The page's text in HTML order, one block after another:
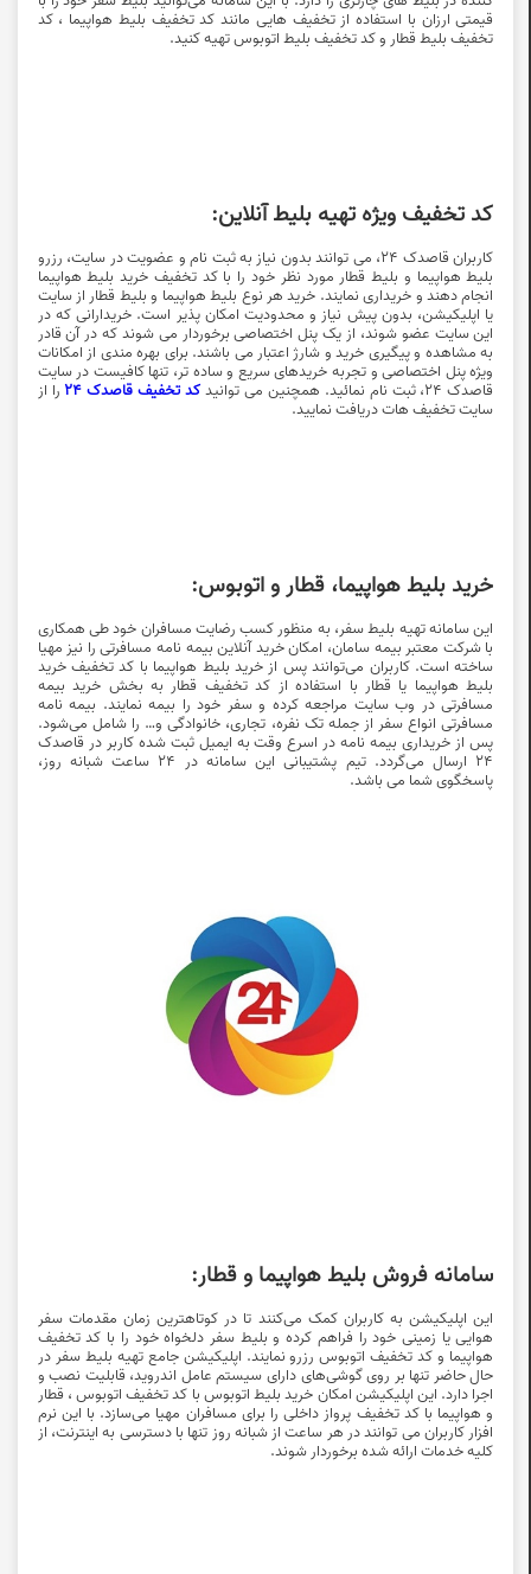
قیمتی ارزان با استفاده از تخفیف هایی مانند کد تخفیف بلیط هواپیما ، کد
تخفیف بلیط قطار و کد تخفیف بلیط اتوبوستهیه کنید.
کد تخفیف ویژه تهیه بلیط آنلاین:
کاربران قاصدک 24، می توانند بدون نیاز به ثبت نام و عضویت در سایت، رزرو
بلیط هواپیما و بلیط قطار مورد نظر خود را با کد تخفیف خرید بلیط هواپیما
انجام دهند و خریداری نمایند. خرید هر نوع بلیط هواپیما و بلیط قطار از سایت
یا اپلیکیشن، بدون پیش نیاز و محدودیت امکان پذیر است. خریدارانی که در
این سایت عضو شوند، از یک پنل اختصاصی برخوردار می شوند که در آن قادر
به مشاهده و پیگیری خرید و شارژ اعتبار می باشند. برای بهره مندی از امکانات
ویژه پنل اختصاصی و تجربه خریدهای سریع و ساده تر، تنها کافیست در سایت
قاصدک 24، ثبت نام نمائید. همچنین می توانید
کد تخفیف قاصدک 24
را از
سایت تخفیف هات دریافت نمایید.
خرید بلیط هواپیما، قطار و اتوبوس:
این سامانه تهیه بلیط سفر، به منظور کسب رضایت مسافران خود طی همکاری
با شرکت معتبر بیمه سامان، امکان خرید آنلاین بیمه نامه مسافرتی را نیز مهیا
ساخته است. کاربران می‌توانند پس از خرید بلیط هواپیما با کد تخفیف خرید
بلیط هواپیما یا قطار با استفاده از کد تخفیف قطاربه بخش خرید بیمه
مسافرتی در وب سایت مراجعه کرده و سفر خود را بیمه نمایند. بیمه نامه
مسافرتی انواع سفر از جمله تک نفره، تجاری، خانوادگی و… را شامل می‌شود.
پس از خریداری بیمه نامه در اسرع وقت به ایمیل ثبت شده کاربر در قاصدک
24 ارسال می‌گردد. تیم پشتیبانی این سامانه در ۲۴ ساعت شبانه روز،
پاسخگوی شما می باشد.
سامانه فروش بلیط هواپیما و قطار:
این اپلیکیشن به کاربران کمک می‌کنند تا در کوتاهترین زمان مقدمات سفر
هوایی یا زمینی خود را فراهم کرده و بلیط سفر دلخواه خود را با کد تخفیف
هواپیما و کد تخفیف اتوبوس رزرو نمایند. اپلیکیشن جامع تهیه بلیط سفر در
حال حاضر تنها بر روی گوشی‌های دارای سیستم عامل اندروید، قابلیت نصب و
اجرا دارد. این اپلیکیشن امکان خرید بلیط اتوبوس با کد تخفیف اتوبوس ، قطار
و هواپیما با کد تخفیف پرواز داخلی را برای مسافران مهیا می‌سازد. با این نرم
افزار کاربران می توانند در هر ساعت از شبانه روز تنها با دسترسی به اینترنت، از
کلیه خدمات ارائه شده برخوردار شوند.